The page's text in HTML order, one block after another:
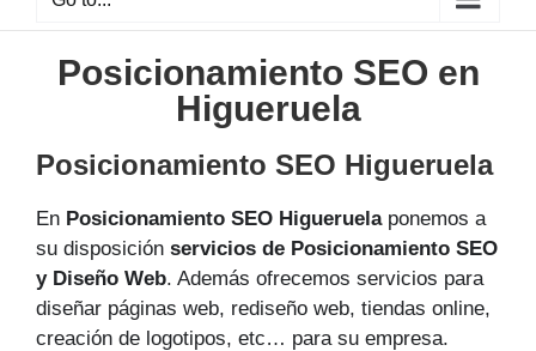
Posicionamiento SEO en
Higueruela
Posicionamiento SEO Higueruela
En Posicionamiento SEO Higueruelaponemos a
su disposición servicios de Posicionamiento SEO
y Diseño Web. Además ofrecemos servicios para
diseñar páginas web, rediseño web, tiendas online,
creación de logotipos, etc… para su empresa.